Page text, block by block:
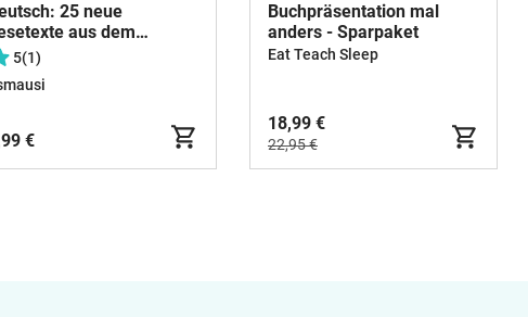
25 neue
aus dem
der SuS
Min. Lesen)
5(1)
€
Buchpräsentation mal
anders - Sparpaket
Eat Teach Sleep
18,99 €
22,95 €